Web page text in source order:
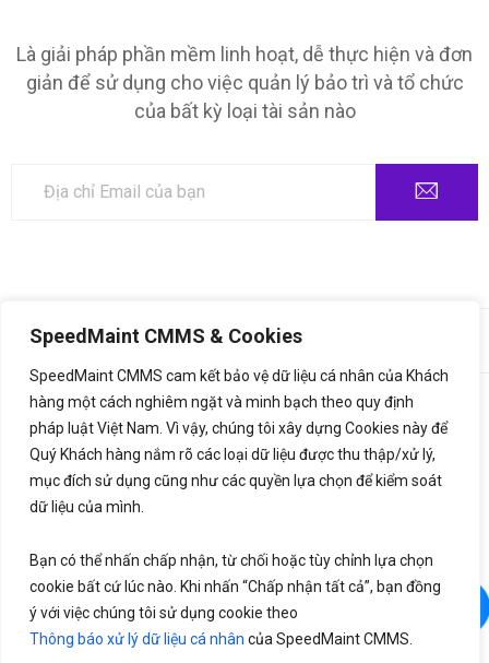
SpeedMaint CMMS & Cookies
SpeedMaint CMMS cam kết bảo vệ dữ liệu cá nhân của Khách
hàng một cách nghiêm ngặt và minh bạch theo quy định
pháp luật Việt Nam. Vì vậy, chúng tôi xây dựng Cookies này để
Quý Khách hàng nắm rõ các loại dữ liệu được thu thập/xử lý,
mục đích sử dụng cũng như các quyền lựa chọn để kiểm soát
dữ liệu của mình.
Bạn có thể nhấn chấp nhận, từ chối hoặc tùy chỉnh lựa chọn
cookie bất cứ lúc nào. Khi nhấn “Chấp nhận tất cả”, bạn đồng
ý với việc chúng tôi sử dụng cookie theo
Thông báo xử lý dữ liệu cá nhân của SpeedMaint CMMS.
Là giải pháp phần mềm linh hoạt, dễ thực hiện và đơn
giản để sử dụng cho việc quản lý bảo trì và tổ chức
của bất kỳ loại tài sản nào
©2020,SpeedMaint.com. All Rights Reserved. Thiết kế bởi
Thông báo xử lý dữ liệu cá nhân
Bảng giá
Liên hệ